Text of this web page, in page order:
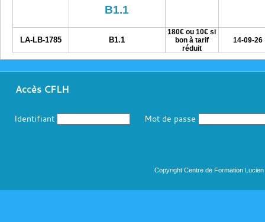
B1.1
LA-LB-1785 B1.1
180€ ou 10€ si
bon à tarif
réduit
14-09-26
Accès CFLH
Identifiant Mot de passe
Copyright Centre de Formation